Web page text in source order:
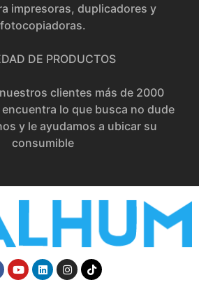
impresoras, duplicadores y
fotocopiadoras.
DE PRODUCTOS
clientes más de 2000
lo que busca no dude
y le ayudamos a ubicar su
consumible